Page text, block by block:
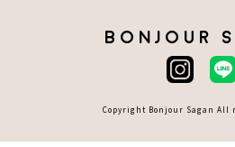
BONJOUR
Copyright Bonjour Sagan All